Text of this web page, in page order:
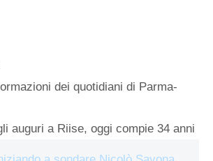
dei quotidiani di Parma-
auguri a Riise, oggi compie 34 anni